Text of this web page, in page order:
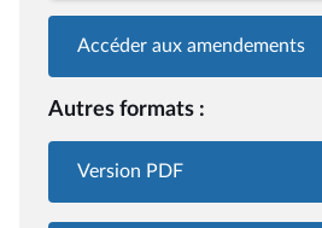
Accéder aux amendements
Autres formats :
Version PDF